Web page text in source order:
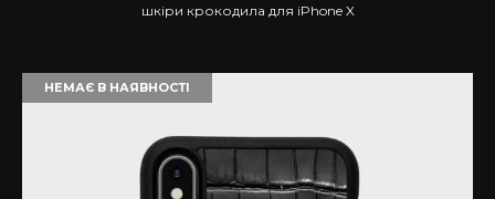
шкіри крокодила для iPhone X
НЕМАЄ В НАЯВНОСТІ